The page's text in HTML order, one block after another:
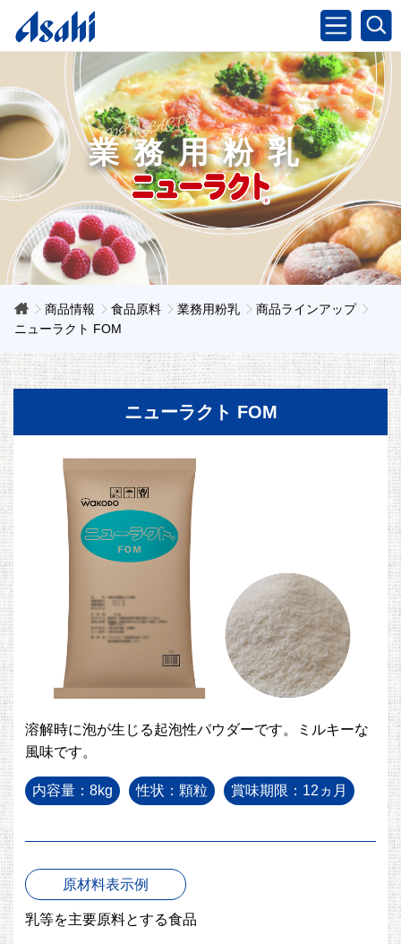
業務用粉乳
商品情報 食品原料 業務用粉乳
商品ラインアップ
ニューラクト FOM
ニューラクト FOM
溶解時に泡が生じる起泡性パウダーです。ミルキーな
風味です。
内容量：8kg 性状：顆粒 賞味期限：12ヵ月
原材料表示例
乳等を主要原料とする食品